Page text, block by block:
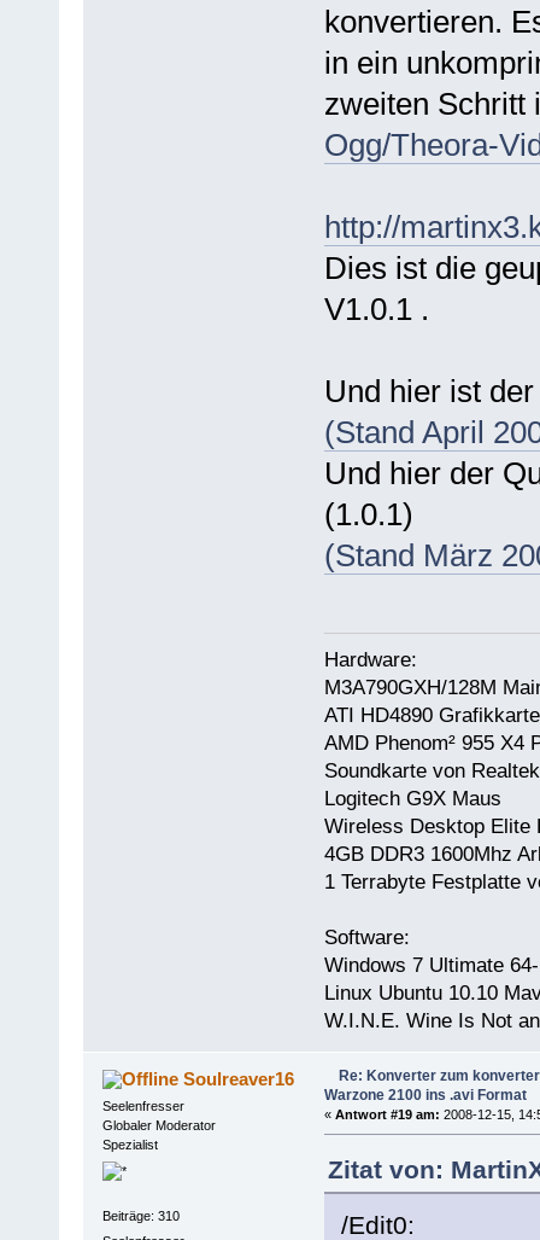
konvertieren.
in ein
zweiten Schritt
Ogg/Theora-
http://
Dies ist die
V1.0.1 .
Und hier ist
(Stand April
Und hier der
(1.0.1)
(Stand März
Hardware:
M3A790GXH/128M
ATI HD4890 Grafikkarte
AMD Phenom² 955 X4
Soundkarte von
Logitech G9X Maus
Wireless Desktop Elite
4GB DDR3 1600Mhz
1 Terrabyte Festplatte
Software:
Windows 7 Ultimate
Linux Ubuntu 10.10
W.I.N.E. Wine Is Not
Soulreaver16
Seelenfresser
Globaler Moderator
Spezialist
Beiträge: 310
Re: Konverter zum
Warzone 2100 ins .avi Format
« Antwort #19 am: 2008-12-15,
Zitat von:
/Edit0: